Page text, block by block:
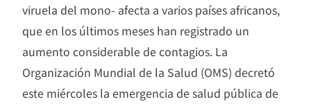
viruela del mono- afecta a varios países africanos,
que en los últimos meses han registrado un
aumento considerable de contagios. La
Organización Mundial de la Salud (OMS) decretó
este miércoles la emergencia de salud pública de